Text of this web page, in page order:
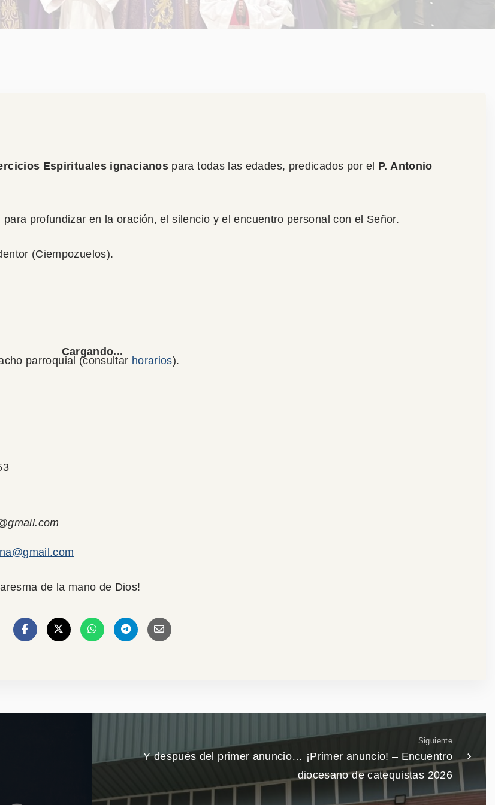
Equipo de limpieza
Espirituales ignacianospara todas las edades, predicados por el P. Antonio
para profundizar en la oración, el silencio y el encuentro personal con el Señor.
(Ciempozuelos).
parroquial (consultar horarios).
de la mano de Dios!
Siguiente
Y después del primer anuncio… ¡Primer anuncio! – Encuentro
diocesano de catequistas 2026